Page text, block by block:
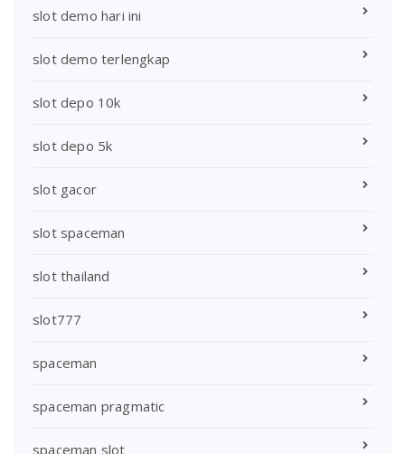
slot demo hari ini
slot demo terlengkap
slot depo 10k
slot depo 5k
slot gacor
slot spaceman
slot thailand
slot777
spaceman
spaceman pragmatic
spaceman slot